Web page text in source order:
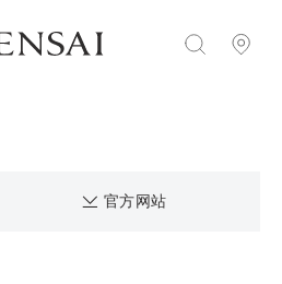
官方网站